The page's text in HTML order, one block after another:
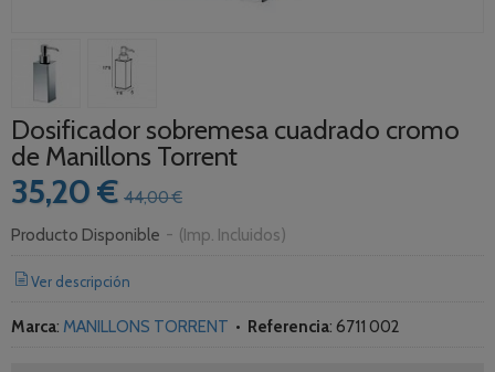
Dosificador sobremesa cuadrado cromo
de Manillons Torrent
35,20 € 44,00 €
Producto Disponible - (Imp. Incluidos)
Ver descripción
Marca: MANILLONS TORRENT • Referencia: 6711 002